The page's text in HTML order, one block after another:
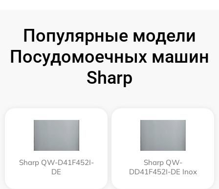
Популярные модели
Посудомоечных машин
Sharp
Sharp QW-D41F452I-
DE
Sharp QW-
DD41F452I-DE Inox